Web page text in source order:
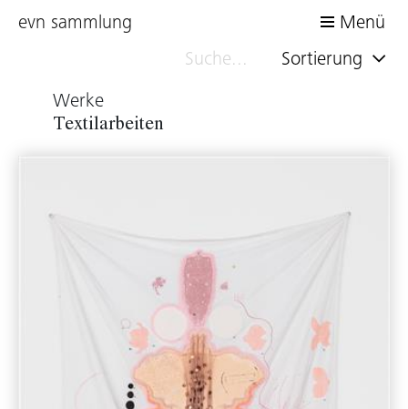
evn sammlung
Menü
Sortierung
Werke
Textilarbeiten